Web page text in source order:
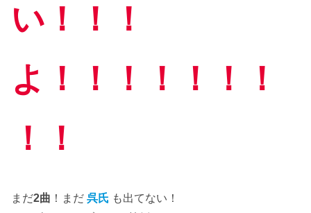
い！！！
よ！！！！！！！
！！
まだ2曲 ！まだ 呉氏 も出てない！